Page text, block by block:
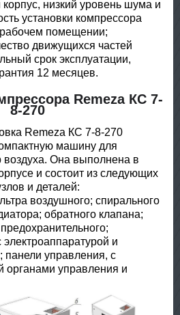
низкий уровень шума и
установки компрессора
помещении;
движущихся частей
срок эксплуатации,
12 месяцев.
Remeza КС 7-
8-270
Remeza КС 7-8-270
машину для
воздуха. Она выполнена в
и состоит из следующих
и деталей:
воздушного; спирального
обратного клапана;
и
панели управления, с
управления и